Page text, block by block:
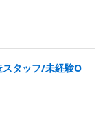
スタッフ/未経験O